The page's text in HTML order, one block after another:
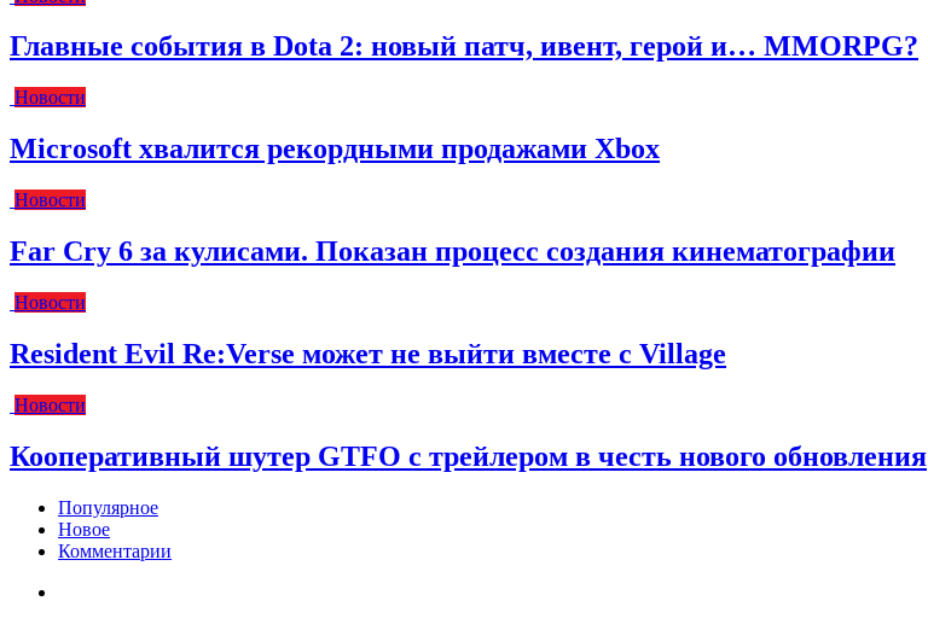
Главные события в Dota 2: новый патч, ивент, герой и… MMORPG?
Новости
Microsoft хвалится рекордными продажами Xbox
Новости
Far Cry 6 за кулисами. Показан процесс создания кинематографии
Новости
Resident Evil Re:Verse может не выйти вместе с Village
Новости
Кооперативный шутер GTFO с трейлером в честь нового обновления
Популярное
Новое
Комментарии